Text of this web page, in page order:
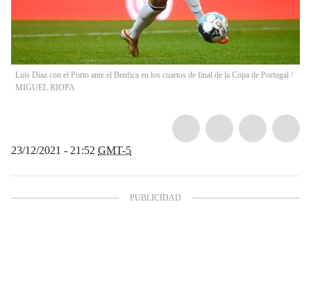
Luis Díaz con el Porto ante el Benfica en los cuartos de final de la Copa de Portugal /
MIGUEL RIOPA
23/12/2021 - 21:52 GMT-5